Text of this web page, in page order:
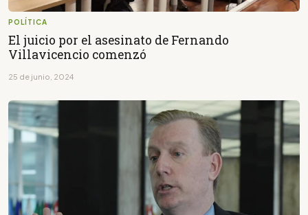
POLÍTICA
El juicio por el asesinato de Fernando
Villavicencio comenzó
25 de junio, 2024